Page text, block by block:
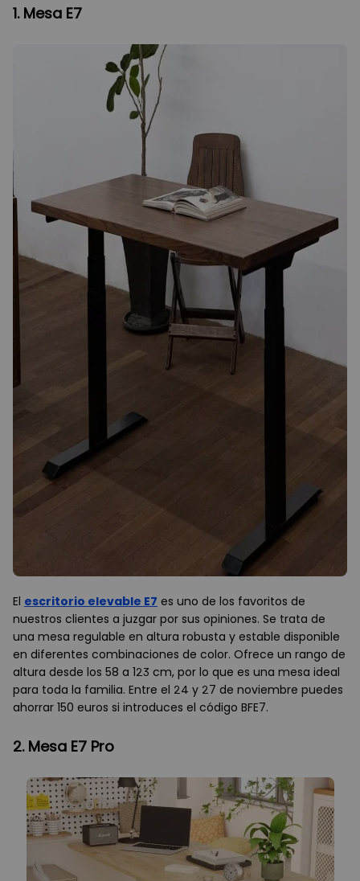
1. Mesa E7
El escritorio elevable E7 es uno de los favoritos de
nuestros clientes a juzgar por sus opiniones. Se trata de
una mesa regulable en altura robusta y estable disponible
en diferentes combinaciones de color. Ofrece un rango de
altura desde los 58 a 123 cm, por lo que es una mesa ideal
para toda la familia. Entre el 24 y 27 de noviembre puedes
ahorrar 150 euros si introduces el código BFE7.
2. Mesa E7 Pro